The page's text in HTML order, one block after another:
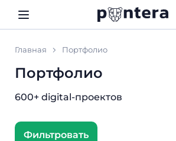
Главная Портфолио
Портфолио
600+ digital-проектов
Фильтровать